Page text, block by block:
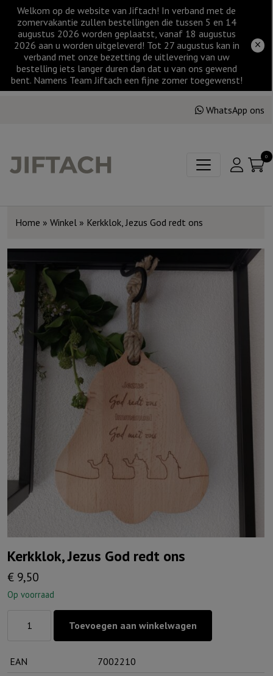
Welkom op de website van Jiftach! In verband met de
zomervakantie zullen bestellingen die tussen 5 en 14
augustus 2026 worden geplaatst, vanaf 18 augustus
2026 aan u worden uitgeleverd! Tot 27 augustus kan in
verband met onze bezetting de uitlevering van uw
bestelling iets langer duren dan dat u van ons gewend
bent. Namens Team Jiftach een fijne zomer toegewenst!
WhatsApp ons
0
Home » Winkel » Kerkklok, Jezus God redt ons
Kerkklok, Jezus God redt ons
€ 9,50
Op voorraad
redt
Toevoegen aan winkelwagen
EAN 7002210